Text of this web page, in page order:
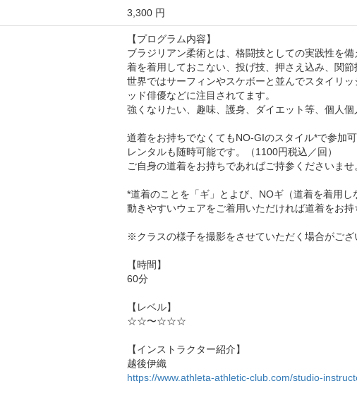
3,300 円
【プログラム内容】
ブラジリアン柔術とは、格闘技としての実践性を
着を着用しておこない、投げ技、押さえ込み、関
世界ではサーフィンやスケボーと並んでスタイリ
ッド俳優などに注目されてます。
強くなりたい、趣味、護身、ダイエット等、個人
道着をお持ちでなくてもNO-GIのスタイル*で参加可
レンタルも随時可能です。（1100円税込／回）
ご自身の道着をお持ちであればご持参くださいませ
*道着のことを「ギ」とよび、NOギ（道着を着用し
動きやすいウェアをご着用いただければ道着をお持
※クラスの様子を撮影をさせていただく場合がござ
【時間】
60分
【レベル】
☆☆〜☆☆☆
【インストラクター紹介】
越後伊織
https://www.athleta-athletic-club.com/studio-